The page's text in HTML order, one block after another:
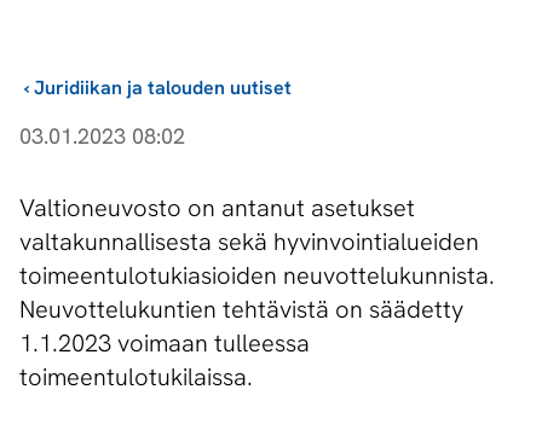
Juridiikan ja talouden uutiset
›
03.01.2023 08:02
Valtioneuvosto on antanut asetukset
valtakunnallisesta sekä hyvinvointialueiden
toimeentulotukiasioiden neuvottelukunnista.
Neuvottelukuntien tehtävistä on säädetty
1.1.2023 voimaan tulleessa
toimeentulotukilaissa.